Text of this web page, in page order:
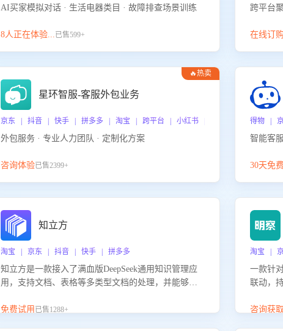
AI买家模拟对话 · 生活电器类目 · 故障排查场景训练
8人正在体验...已售599+
跨平台
在线订购
🔥热卖
星环智服-客服外包业务
京东 | 抖音 | 快手 | 拼多多 | 淘宝 | 跨平台 | 小红书 | 得物 | 企业微信
外包服务 · 专业人力团队 · 定制化方案
咨询体验已售2399+
得物 |
智能客
30天免
知立方
淘宝 | 京东 | 抖音 | 快手 | 拼多多
知立方是一款接入了满血版DeepSeek通用知识管理应
用，支持文档、表格等多类型文档的处理，并能够基
景提供强大的知识支持，帮助用户高效管理和利用知
免费试用 已售1288+
淘宝 |
一款针
联动，
联动，
咨询获